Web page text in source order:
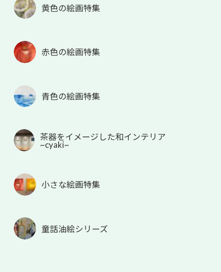
黄色の絵画特集
赤色の絵画特集
青色の絵画特集
茶器をイメージした和インテリア
~cyaki~
小さな絵画特集
童話油絵シリーズ